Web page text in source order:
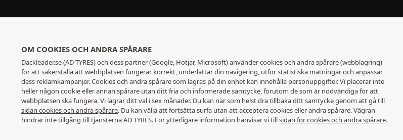
OM COOKIES OCH ANDRA SPÅRARE
Dackleader.se (AD TYRES) och dess partner (Google, Hotjar, Microsoft) använder cookies och andra spårare (webblagring)
för att säkerställa att webbplatsen fungerar korrekt, underlättar din navigering, utför statistiska mätningar och anpassar
dess reklamkampanjer. Cookies och andra spårare som lagras på din enhet kan innehålla personuppgifter. Vi placerar inte
heller någon cookie eller annan spårare utan ditt fria och informerade samtycke, förutom de som är nödvändiga för att
webbplatsen ska fungera. Vi lagrar ditt val i sex månader. Du kan när som helst dra tillbaka ditt samtycke genom att gå till
sidan cookies och andra spårare. Du kan välja att fortsätta surfa utan att acceptera cookies eller andra spårare. Vägran
hindrar inte tillgång till tjänsterna AD TYRES. För ytterligare information hänvisar vi tillsidan för cookies och andra spårare.